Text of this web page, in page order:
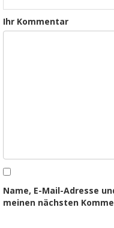
Ihr Kommentar
Name, E-Mail-Adresse
meinen nächsten